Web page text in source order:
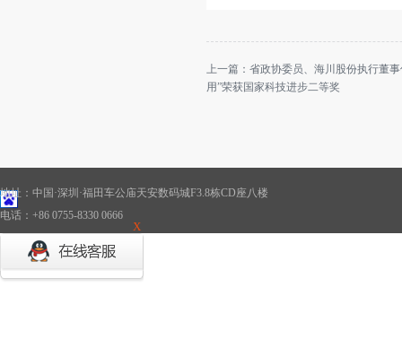
上一篇： 省政协委员、海川股份执行董
用”荣获国家科技进步二等奖
地址：中国·深圳·福田车公庙天安数码城F3.8栋CD座八楼
电话：+86 0755-8330 0666
X